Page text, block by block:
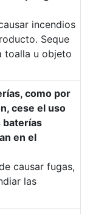
incendios
Seque
toalla u objeto
como por
cese el uso
baterías
en el
causar fugas,
las